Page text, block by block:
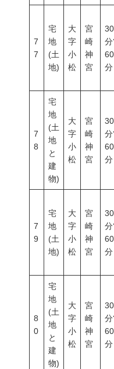
7
7
宅
地
(土
地)
大
字
小
松
宮
崎
神
宮
30
60
分
7
8
宅
地
(土
地
と
建
物)
大
字
小
松
宮
崎
神
宮
30
60
分
7
9
宅
地
(土
地)
大
字
小
松
宮
崎
神
宮
30
60
分
8
0
宅
地
(土
地
と
建
物)
大
字
小
松
宮
崎
神
宮
30
60
分